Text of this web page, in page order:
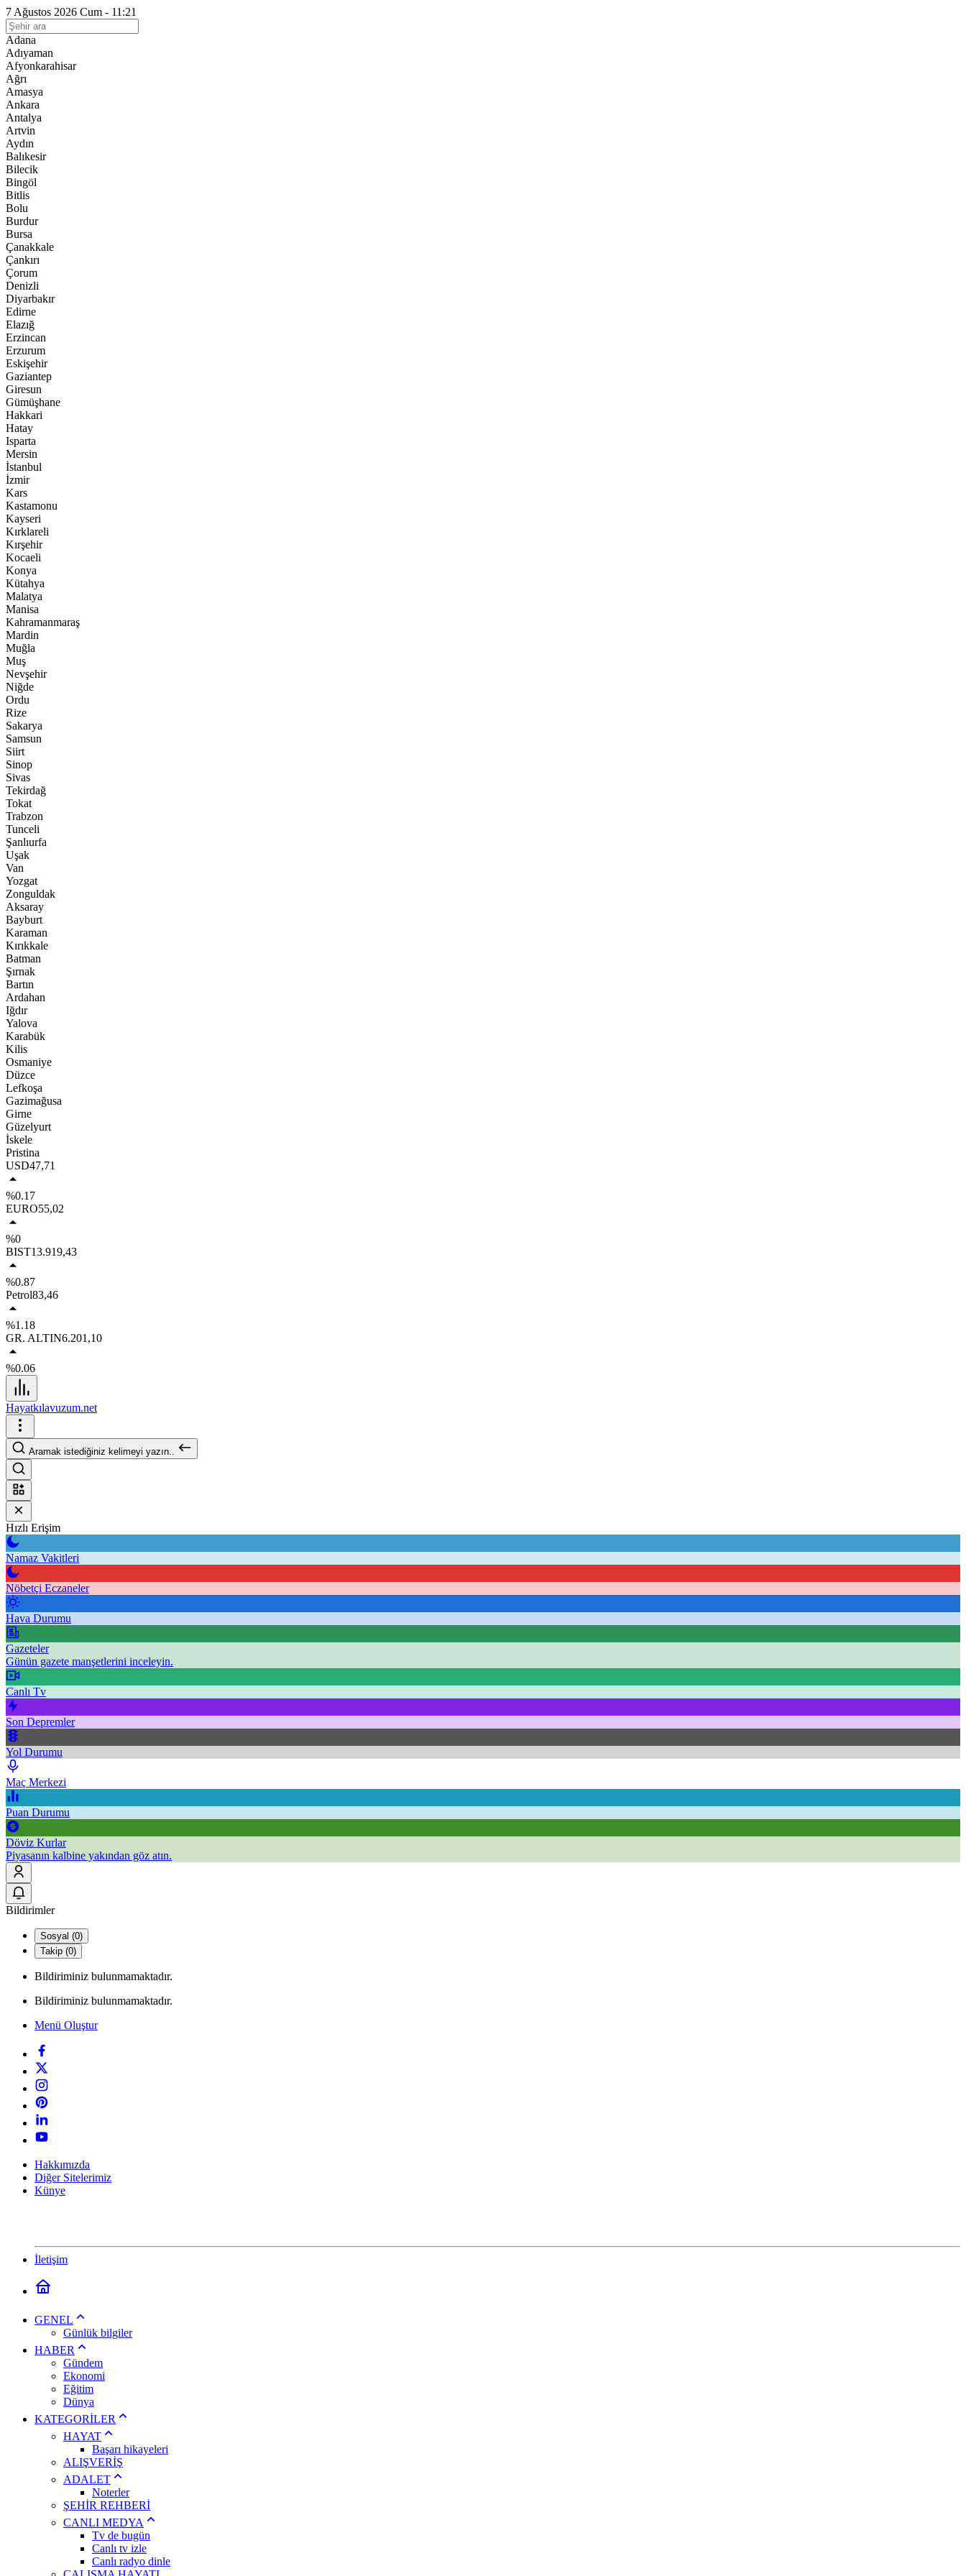
7 Ağustos 2026 Cum - 11:21
Adana
Adıyaman
Afyonkarahisar
Ağrı
Amasya
Ankara
Antalya
Artvin
Aydın
Balıkesir
Bilecik
Bingöl
Bitlis
Bolu
Burdur
Bursa
Çanakkale
Çankırı
Çorum
Denizli
Diyarbakır
Edirne
Elazığ
Erzincan
Erzurum
Eskişehir
Gaziantep
Giresun
Gümüşhane
Hakkari
Hatay
Isparta
Mersin
İstanbul
İzmir
Kars
Kastamonu
Kayseri
Kırklareli
Kırşehir
Kocaeli
Konya
Kütahya
Malatya
Manisa
Kahramanmaraş
Mardin
Muğla
Muş
Nevşehir
Niğde
Ordu
Rize
Sakarya
Samsun
Siirt
Sinop
Sivas
Tekirdağ
Tokat
Trabzon
Tunceli
Şanlıurfa
Uşak
Van
Yozgat
Zonguldak
Aksaray
Bayburt
Karaman
Kırıkkale
Batman
Şırnak
Bartın
Ardahan
Iğdır
Yalova
Karabük
Kilis
Osmaniye
Düzce
Lefkoşa
Gazimağusa
Girne
Güzelyurt
İskele
Pristina
USD47,71
%0.17
EURO55,02
%0
BIST13.919,43
%0.87
Petrol83,46
%1.18
GR. ALTIN6.201,10
%0.06
Hayatkılavuzum.net
Aramak istediğiniz kelimeyi yazın..
Hızlı Erişim
Namaz Vakitleri
Nöbetçi Eczaneler
Hava Durumu
Gazeteler
Günün gazete manşetlerini inceleyin.
Canlı Tv
Son Depremler
Yol Durumu
Maç Merkezi
Puan Durumu
Döviz Kurlar
Piyasanın kalbine yakından göz atın.
Bildirimler
Sosyal (0)
Takip (0)
Bildiriminiz bulunmamaktadır.
Bildiriminiz bulunmamaktadır.
Menü Oluştur
Hakkımızda
Diğer Sitelerimiz
Künye
İletişim
GENEL
Günlük bilgiler
HABER
Gündem
Ekonomi
Eğitim
Dünya
KATEGORİLER
HAYAT
Başarı hikayeleri
ALIŞVERİŞ
ADALET
Noterler
ŞEHİR REHBERİ
CANLI MEDYA
Tv de bugün
Canlı tv izle
Canlı radyo dinle